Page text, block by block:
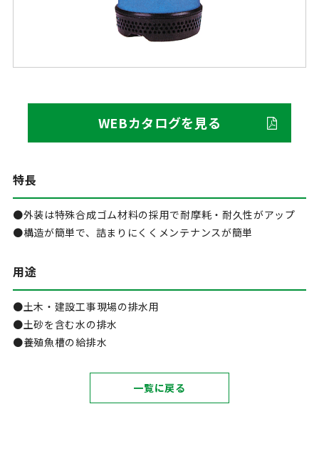
WEBカタログを見る
特長
●外装は特殊合成ゴム材料の採用で耐摩耗・耐久性がアップ
●構造が簡単で、詰まりにくくメンテナンスが簡単
用途
●土木・建設工事現場の排水用
●土砂を含む水の排水
●養殖魚槽の給排水
一覧に戻る